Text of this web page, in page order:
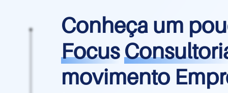
Conheça um
Focus
movimento